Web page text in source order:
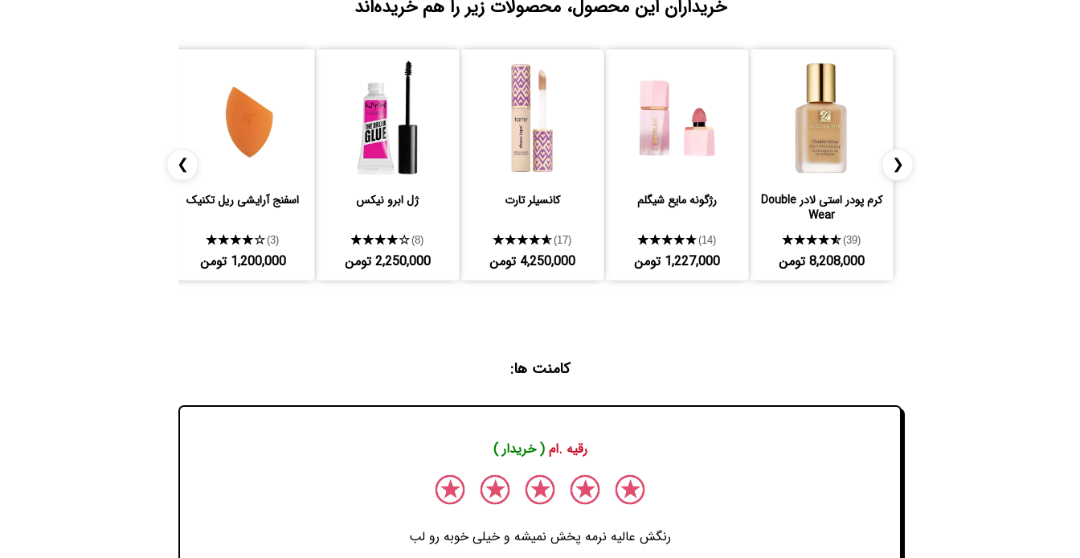
خریداران این محصول، محصولات زیر را هم خریده‌اند
❮
کرم پودر استی لادر Double
Wear
★★★★★(39)
8,208,000 تومن
رژگونه مایع شیگلم
★★★★★(14)
1,227,000 تومن
کانسیلر تارت
★★★★★(17)
4,250,000 تومن
ژل ابرو نیکس
★★★★★(8)
2,250,000 تومن
اسفنج آرایشی ریل تکنیک
★★★★★(3)
1,200,000 تومن
❯
کامنت ها:
رقیه .ام( خریدار )
رنگش عالیه نرمه پخش نمیشه و خیلی خوبه رو لب